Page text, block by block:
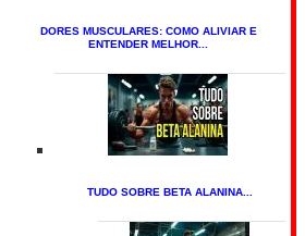
DORES MUSCULARES: COMO ALIVIAR E
ENTENDER MELHOR...
TUDO SOBRE BETA ALANINA...